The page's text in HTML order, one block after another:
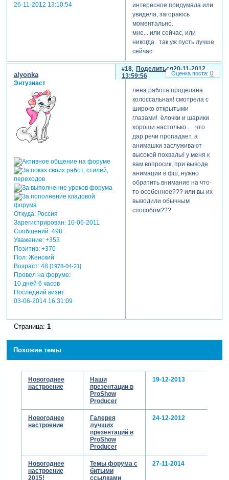
26-11-2012 13:10:54
интересное придумала или
увидела, загораюсь
моментально.
мне... или сейчас, или
никогда. так уж пусть лучше
сейчас.
вот увидела бабок,
фантазия разыгралась,
пока делала, новый год на
носу, тут же другая идея
клюнула.
ох-ох-ооооооооо, тяжело
нам живётся,
увлекающимся натурам
(конечно же это шутка)!
Поделиться
18
20-11-2012
13:59:56
alyonka
Энтузиаст
Откуда:Россия
Зарегистрирован: 10-06-2011
Сообщений:498
Уважение: +353
Позитив: +370
Пол:Женский
Возраст:48 [1978-04-21]
Провел на форуме:
10 дней 6 часов
Последний визит:
03-06-2014 16:31:09
лена работа проделана
колоссальная! смотрела с
широко открытыми
глазами! ёлочки и шарики
хороши настолько..... что
дар речи пропадает, а
анимашки заслуживают
высокой похвалы! у меня к
вам вопросик, при выводе
анимации в фш, нужно
обратить внимание на что-
то особенное??? или вы их
выводили обычным
способом???
0
Страница: 1
Похожие темы
Новогоднее
настроение
Наши
презентации в
ProShow
Producer
19-12-2013
Новогоднее
настроение
Галерея
лучших
презентаций в
ProShow
Producer
24-12-2012
Новогоднее
настроение
2015!
Темы форума с
битыми
ссылками
27-11-2014